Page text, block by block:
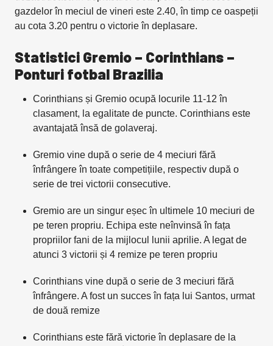
gazdelor în meciul de vineri este 2.40, în timp ce oaspeții
au cota 3.20 pentru o victorie în deplasare.
Statistici Gremio – Corinthians –
Ponturi fotbal Brazilia
Corinthians și Gremio ocupă locurile 11-12 în
clasament, la egalitate de puncte. Corinthians este
avantajată însă de golaveraj.
Gremio vine după o serie de 4 meciuri fără
înfrângere în toate competițiile, respectiv după o
serie de trei victorii consecutive.
Gremio are un singur eșec în ultimele 10 meciuri de
pe teren propriu. Echipa este neînvinsă în fața
propriilor fani de la mijlocul lunii aprilie. A legat de
atunci 3 victorii și 4 remize pe teren propriu
Corinthians vine după o serie de 3 meciuri fără
înfrângere. A fost un succes în fața lui Santos, urmat
de două remize
Corinthians este fără victorie în deplasare de la